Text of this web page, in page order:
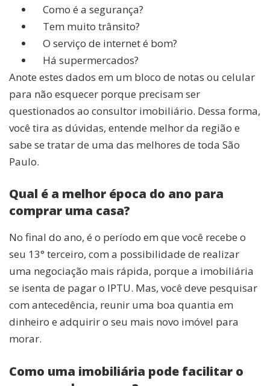
Como é a segurança?
Tem muito trânsito?
O serviço de internet é bom?
Há supermercados?
Anote estes dados em um bloco de notas ou celular
para não esquecer porque precisam ser
questionados ao consultor imobiliário. Dessa forma,
você tira as dúvidas, entende melhor da região e
sabe se tratar de uma das melhores de toda São
Paulo.
Qual é a melhor época do ano para
comprar uma casa?
No final do ano, é o período em que você recebe o
seu 13° terceiro, com a possibilidade de realizar
uma negociação mais rápida, porque a imobiliária
se isenta de pagar o IPTU. Mas, você deve pesquisar
com antecedência, reunir uma boa quantia em
dinheiro e adquirir o seu mais novo imóvel para
morar.
Como uma imobiliária pode facilitar o